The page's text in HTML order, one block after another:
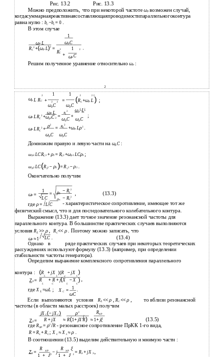
Рис. 13.2
Рис. 13.3
Можно предположить, что при некоторой частотеωΡвозможен случай,
когдасуммарнаяреактивнаясоставляющаяпроводимостипараллельногоконтура
равна нулю : bC−bL = 0 .
В этом случае
1
ωΡL
=
ωΡC
.
RL
2+(ωΡ L)2
2
1 2
RC + ωΡC
Решим полученное уравнение относительноωΡ :
2
2 1 1 2 2 2
+ = (RL+ωΡ L );
2
ωΡL RC 2
ωΡC
ωΡC
ωΡLRC
2+
ωΡ L
=
RL
2
+
ωΡ
2L2
;
ωΡ2C 2 ωΡC ωΡC
ωΡLRC
2+
ρ2
= RL
2
+ωΡLρ2
ωΡC
ωΡC
Домножим правую и левую части на ωΡС :
ω Ρ2LCRC2+ρ2= RL2+ωΡ2LCρ2;
ω Ρ2LC (R22 − ρ2)=R12−ρ2.
Окончательно получим
ωΡ=
1
= ρ2 − RL
2
(13.3)
ρ2 − RC
2
LC
гдеρ= L C - характеристическое сопротивление, имеющее тот же
физический смысл, что и для последовательного колебательного контура.
Выражение (13.3) дает точное значение резонансной частоты для
параллельного контура. В большинстве практических случаев выполняются
условияRL>> ρ, RC<< ρ. Поэтому можно записать, что
ωΡ≈ 1 (13.4)
LC
Однако в
ряде практических случаев при некоторых теоретических
рассуждениях используют формулу (13.3) (например, при определении
стабильности частоты генератора).
Определим выражение комплексного сопротивления параллельного
контура : (R
L
+jX
L
)(R −jX
C
)
,
ΖX=
C
R
L
+ R + j(X
L
−X
C
)
C
1
гдеXL =ωL ; X C = .
ωC
Если выполняются условия RL <<ρ ,RC<<ρ то вблизи резонансной
частоты (в области малых расстроек) получим
ΖX=
jX L(−jXC)
≈
ρ2
≈
RΧΡ
(13.5)
R +jX R(1 + jX R) 1+ jξ
гдеRΧΡ = ρ2 R- резонансное сопротивление ПрКК 1-го вида,
R =RL +RC;X C≈ XL≈ρ .
В соотношении (13.5) выделим действительную и мнимую части :
ΖΧ =
1
R
+
ΧΡ
ξ2− j
1
R
+
ΧΡ
ξ
ξ
2 = RЭ +jX Э,